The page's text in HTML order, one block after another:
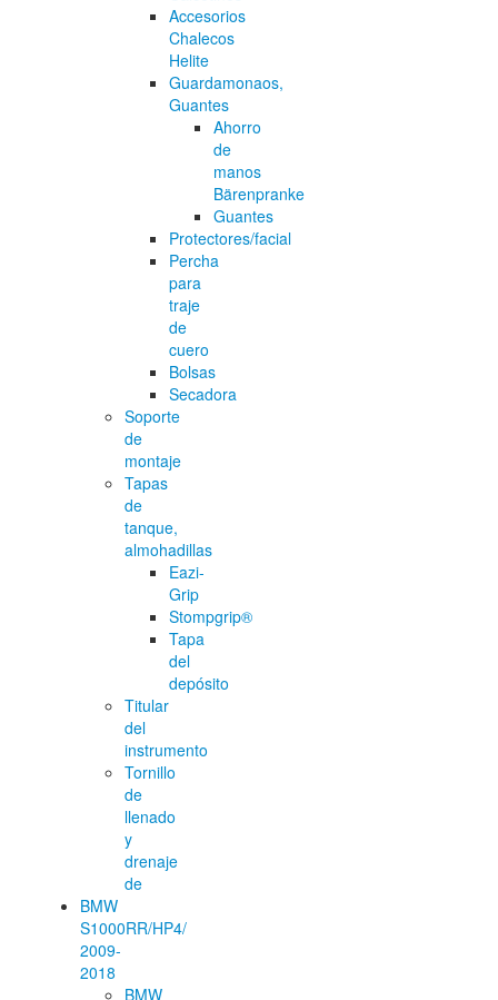
Accesorios
Chalecos
Helite
Guardamonaos,
Guantes
Ahorro
de
manos
Bärenpranke
Guantes
Protectores/facial
Percha
para
traje
de
cuero
Bolsas
Secadora
Soporte
de
montaje
Tapas
de
tanque,
almohadillas
Eazi-
Grip
Stompgrip®
Tapa
del
depósito
Titular
del
instrumento
Tornillo
de
llenado
y
drenaje
de
BMW
S1000RR/HP4/
2009-
2018
BMW